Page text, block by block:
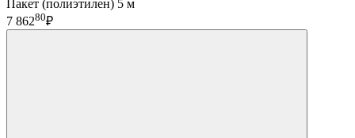
Пакет (полиэтилен) 5 м
7 86280₽